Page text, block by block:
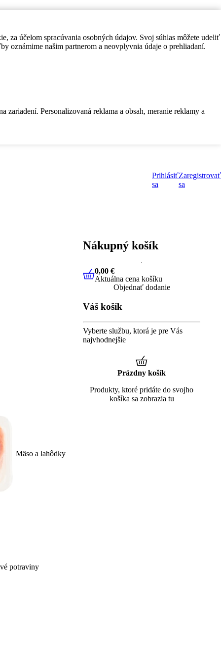
za účelom spracúvania osobných údajov. Svoj súhlas môžete udeliť
oznámime našim partnerom a neovplyvnia údaje o prehliadaní.
Personalizovaná reklama a obsah, meranie reklamy a
Prihlásiť
sa
Zaregistrovať
sa
Mäso a lahôdky
potraviny
Nákupný košík
0,00 €Aktuálna cena košíku
0,00 €
Aktuálna cena košíku
Objednať dodanie
Váš košík
Vyberte službu, ktorá je pre Vás
najvhodnejšie
Prázdny košík
Produkty, ktoré pridáte do svojho
košíka sa zobrazia tu